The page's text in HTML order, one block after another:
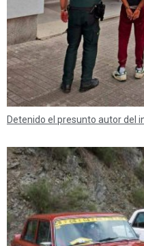
Detenido el presunto autor del